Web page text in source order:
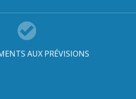
AUX PRÉVISIONS